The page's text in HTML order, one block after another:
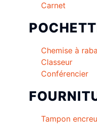
Carnet
Chemise à
Classeur
Conférencier
Tampon